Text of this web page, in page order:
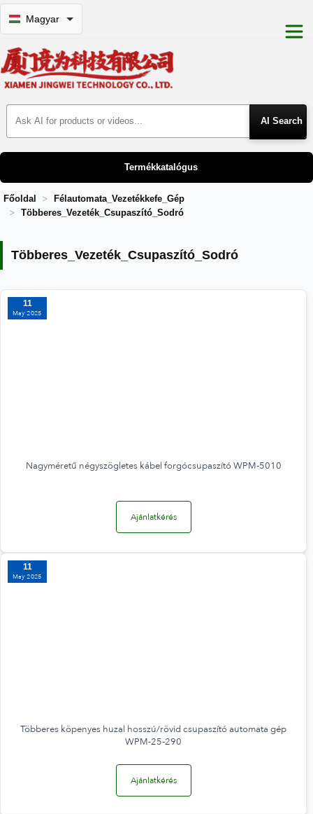
Magyar
Search Products
Termékkatalógus
Főoldal
Félautomata_Vezetékkefe_Gép
Többeres_Vezeték_Csupaszító_Sodró
Többeres_Vezeték_Csupaszító_Sodró
11
May 2025
Nagyméretű négyszögletes kábel forgócsupaszító WPM-5010
Ajánlatkérés
11
May 2025
Többeres köpenyes huzal hosszú/rövid csupaszító automata gép
WPM-25-290
Ajánlatkérés